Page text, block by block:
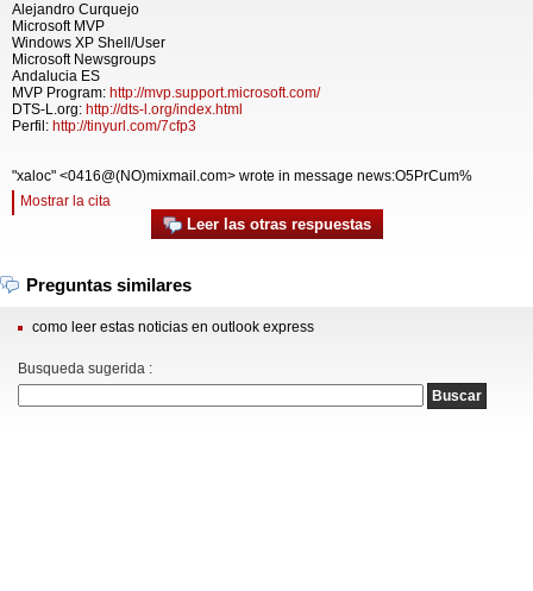
Alejandro Curquejo
Microsoft MVP
Windows XP Shell/User
Microsoft Newsgroups
Andalucia ES
MVP Program: http://mvp.support.microsoft.com/
DTS-L.org: http://dts-l.org/index.html
Perfil: http://tinyurl.com/7cfp3
"xaloc" <0416@(NO)mixmail.com> wrote in message news:O5PrCum%
Mostrar la cita
Leer las otras respuestas
Preguntas similares
como leer estas noticias en outlook express
Busqueda sugerida :